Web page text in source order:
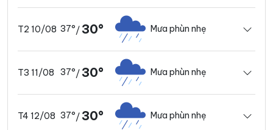
T2 10/08 37°/30° Mưa phùn nhẹ
T3 11/08 37°/30° Mưa phùn nhẹ
T4 12/08 37°/30° Mưa phùn nhẹ